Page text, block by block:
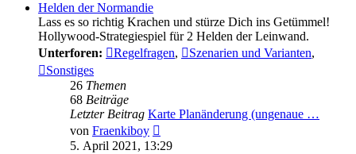
Helden der Normandie
Lass es so richtig Krachen und stürze Dich ins Getümmel!
Hollywood-Strategiespiel für 2 Helden der Leinwand.
Unterforen:
Regelfragen, Szenarien und Varianten,
Sonstiges
26 Themen
68 Beiträge
Letzter Beitrag Karte Planänderung (ungenaue …
von Fraenkiboy
Beitrag
5. April 2021, 13:29